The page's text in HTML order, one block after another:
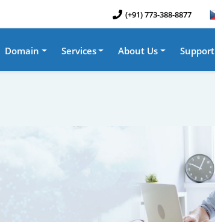
(+91) 773-388-8877
Domain Services About Us Support